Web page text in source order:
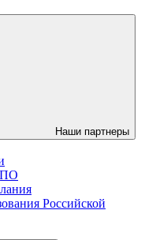
Наши партнеры
Российской